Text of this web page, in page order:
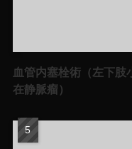
血管内塞栓術（左下肢
在静脈瘤）